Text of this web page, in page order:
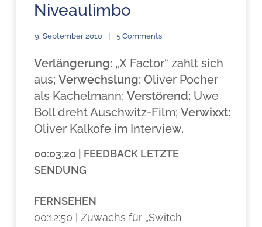
Niveaulimbo
9. September 2010 5 Comments
Verlängerung: „X Factor“ zahlt sich
aus;Verwechslung: Oliver Pocher
als Kachelmann;Verstörend: Uwe
Boll dreht Auschwitz-Film;Verwixxt:
Oliver Kalkofe im Interview.
00:03:20 | FEEDBACK LETZTE
SENDUNG
FERNSEHEN
00:12:50 | Zuwachs für „Switch